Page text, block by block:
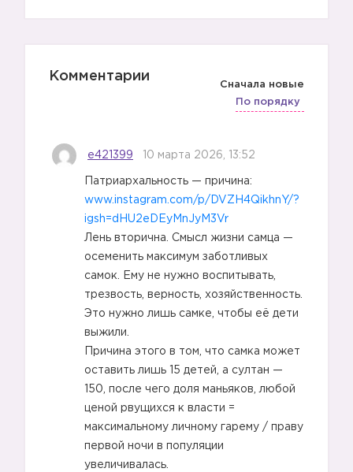
Комментарии
Сначала новые
По порядку
e421399 10 марта 2026, 13:52
Патриархальность — причина:
www.instagram.com/p/DVZH4QikhnY/?
igsh=dHU2eDEyMnJyM3Vr
Лень вторична. Смысл жизни самца —
осеменить максимум заботливых
самок. Ему не нужно воспитывать,
трезвость, верность, хозяйственность.
Это нужно лишь самке, чтобы её дети
выжили.
Причина этого в том, что самка может
оставить лишь 15 детей, а султан —
150, после чего доля маньяков, любой
ценой рвущихся к власти =
максимальному личному гарему / праву
первой ночи в популяции
увеличивалась.